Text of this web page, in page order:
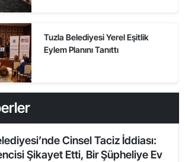
Tuzla Belediyesi Yerel Eşitlik
Eylem Planını Tanıttı
Cinsel Taciz İddiası:
Şikayet Etti, Bir Şüpheliye Ev